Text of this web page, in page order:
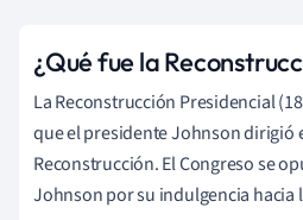
¿Qué fue la
La Reconstrucción Presidencial
que el presidente Johnson dirigió
Reconstrucción. El Congreso se
Johnson por su indulgencia hacia